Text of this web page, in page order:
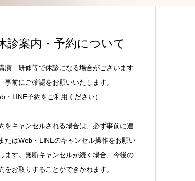
診案内・予約について
演・研修等で休診になる場合がございます
事前にご確認をお願いいたします。
・LINE予約をご利用ください）
をキャンセルされる場合は、必ず事前に連
たはWeb・LINEのキャンセル操作をお願い
ます。無断キャンセルが続く場合、今後の
をお取りすることができかねます。